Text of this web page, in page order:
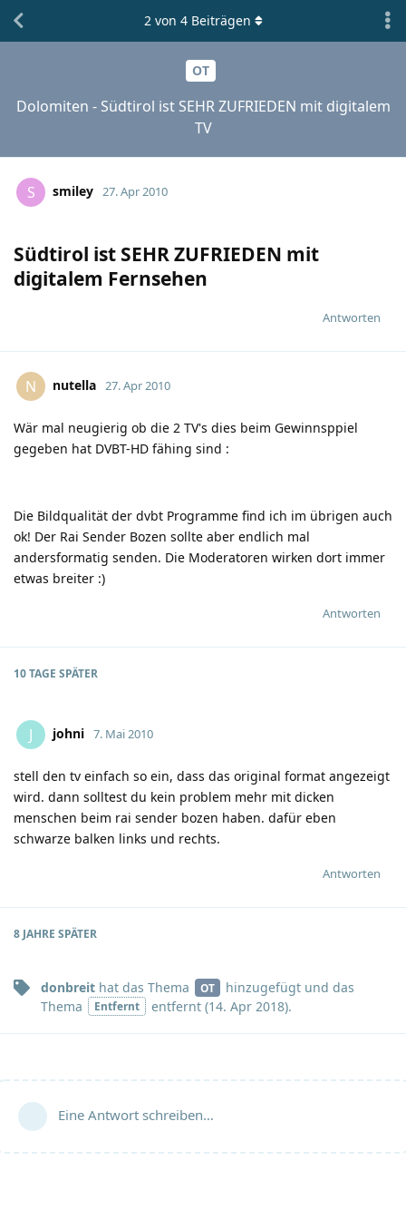
OT
Dolomiten - Südtirol ist SEHR ZUFRIEDEN mit digitalem
TV
2von 4Beiträgen
S smiley 27. Apr 2010
Südtirol ist SEHR ZUFRIEDEN mit
digitalem Fernsehen
Antworten
N nutella 27. Apr 2010
Wär mal neugierig ob die 2 TV's dies beim Gewinnsppiel
gegeben hat DVBT-HD fähing sind :
Die Bildqualität der dvbt Programme find ich im übrigen auch
ok! Der Rai Sender Bozen sollte aber endlich mal
andersformatig senden. Die Moderatoren wirken dort immer
etwas breiter :)
Antworten
10 TAGE SPÄTER
J johni 7. Mai 2010
stell den tv einfach so ein, dass das original format angezeigt
wird. dann solltest du kein problem mehr mit dicken
menschen beim rai sender bozen haben. dafür eben
schwarze balken links und rechts.
Antworten
8 JAHRE SPÄTER
donbreit hat das Thema OT hinzugefügt und das
Thema
Entfernt entfernt (14. Apr 2018).
Eine Antwort schreiben…